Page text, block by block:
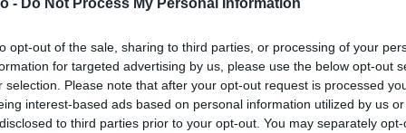
opt-out of the sale, sharing to third parties, or processing of your
for targeted advertising by us, please use the below opt-out
selection. Please note that after your opt-out request is processed
interest-based ads based on personal information utilized by us
to third parties prior to your opt-out. You may separately
és kosztümös nagyjátékfilmbe illő
125 éves történetét. De mivel a Víg mindig
kulturális életében, ez a film nemcsak egy
és a 20. századi magyar történelemről is. A
író, dramaturg, háttérdolgozó története.
dolgoznak, hozzátettek egy-egy kockát.